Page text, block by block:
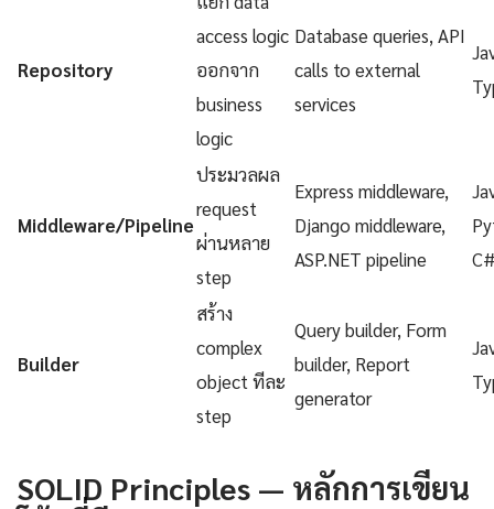
Repository
access logic
ออกจาก
business
logic
Database queries, API
calls to external
services
Middleware/Pipeline
ประมวลผล
request
ผ่านหลาย
step
Express middleware,
Django middleware,
ASP.NET pipeline
Builder
สร้าง
complex
object ทีละ
step
Query builder, Form
builder, Report
generator
SOLID Principles — หลักการเขียน